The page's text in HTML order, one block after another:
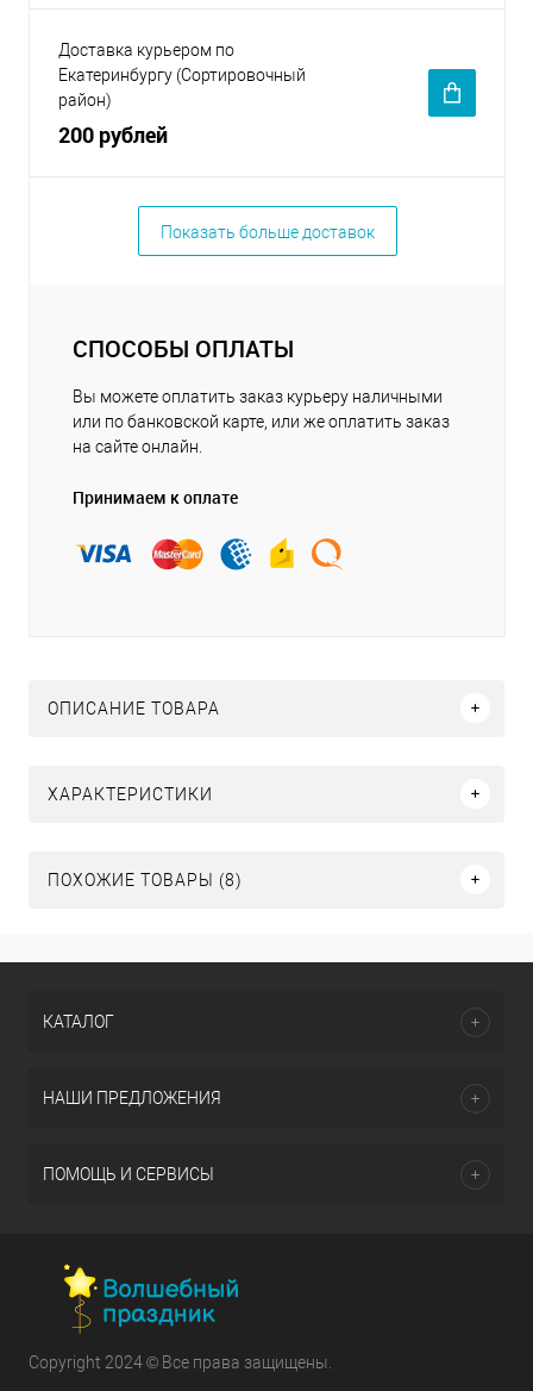
Доставка курьером по
Екатеринбургу (Сортировочный
район)
200 рублей
Показать больше доставок
СПОСОБЫ ОПЛАТЫ
Вы можете оплатить заказ курьеру наличными
или по банковской карте, или же оплатить заказ
на сайте онлайн.
Принимаем к оплате
ОПИСАНИЕ ТОВАРА
ХАРАКТЕРИСТИКИ
ПОХОЖИЕ ТОВАРЫ (8)
КАТАЛОГ
НАШИ ПРЕДЛОЖЕНИЯ
ПОМОЩЬ И СЕРВИСЫ
Copyright 2024 © Все права защищены.